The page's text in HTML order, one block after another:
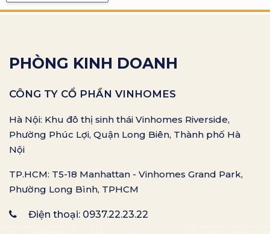
PHÒNG KINH DOANH
CÔNG TY CỔ PHẦN VINHOMES
Hà Nội: Khu đô thị sinh thái Vinhomes Riverside,
Phường Phúc Lợi, Quận Long Biên, Thành phố Hà
Nội
TP.HCM: T5-18 Manhattan - Vinhomes Grand Park,
Phường Long Bình, TPHCM
Điện thoại: 0937.22.23.22